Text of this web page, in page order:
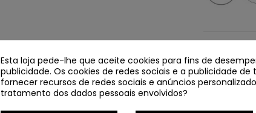
Esta loja pede-lhe que aceite cookies para fins de
publicidade. Os cookies de redes sociais e a publicidade de
fornecer recursos de redes sociais e anúncios
tratamento dos dados pessoais envolvidos?